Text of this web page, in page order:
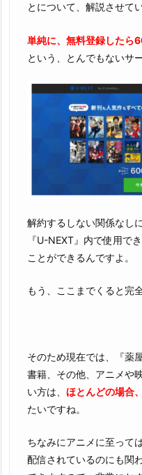
とについて、解説させて
単純に、無料登録したら
という、とんでもないサ
解約するしない関係なし
『U-NEXT』内で使用で
ことができるんですよ。
もう、ここまでくると完
そのため現在では、『薬
書籍、その他、アニメや
い方は、 ほとんどの場合
たいですね。
ちなみにアニメに至って
配信されているのにも関